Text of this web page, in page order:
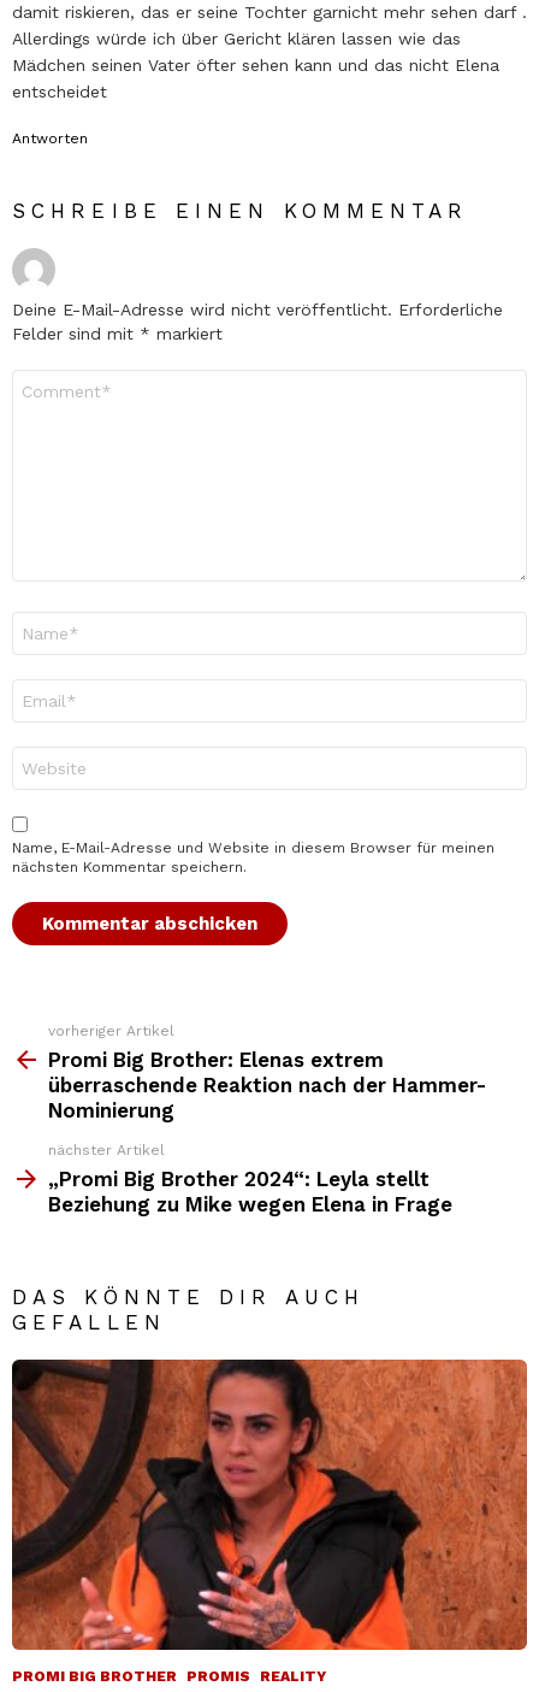
damit riskieren, das er seine Tochter garnicht mehr sehen darf .
Allerdings würde ich über Gericht klären lassen wie das
Mädchen seinen Vater öfter sehen kann und das nicht Elena
entscheidet
Antworten
SCHREIBE EINEN KOMMENTAR
Deine E-Mail-Adresse wird nicht veröffentlicht. Erforderliche
Felder sind mit * markiert
Mail-
Adresse
*
Name, E-Mail-Adresse und Website in diesem Browser für meinen
nächsten Kommentar speichern.
Weitere
Top
News
vorheriger Artikel
Promi Big Brother: Elenas extrem
überraschende Reaktion nach der Hammer-
Nominierung
nächster Artikel
„Promi Big Brother 2024“: Leyla stellt
Beziehung zu Mike wegen Elena in Frage
DAS KÖNNTE DIR AUCH
GEFALLEN
PROMI BIG BROTHER PROMIS REALITY